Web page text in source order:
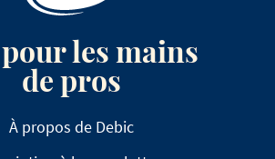
les mains
de pros
À propos de Debic